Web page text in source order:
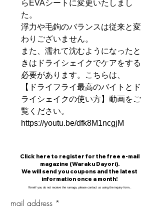
らEVAシートに変更いたしまし
た。
浮力や毛鉤のバランスは従来と変
わりございません。
また、濡れて沈むようになったと
きはドライシェイクでケアをする
必要があります。こちらは、
【ドライフライ最高のバイトとド
ライシェイクの使い方】動画をご
覧ください。
https://youtu.be/dfk8M1ncgjM
​Click here to register for the free e-mail
magazine (Waraku Dayori).
We will send you coupons and the latest
information once a month!
​※meIf you do not receive the rumaga, please contact us using the inquiry form.
mail address